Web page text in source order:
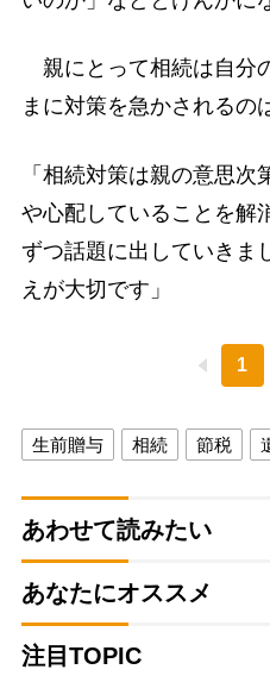
親にとって相続は自分
まに対策を急かされるの
「相続対策は親の意思次
や心配していることを解
ずつ話題に出していきま
えが大切です」
1
生前贈与 相続 節税
あわせて読みたい
あなたにオススメ
注目TOPIC